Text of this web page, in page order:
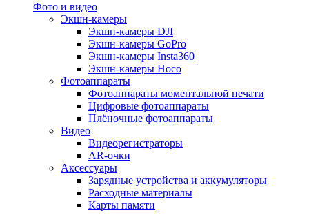
Фото и видео
Экшн-камеры
Экшн-камеры DJI
Экшн-камеры GoPro
Экшн-камеры Insta360
Экшн-камеры Hoco
Фотоаппараты
Фотоаппараты моментальной печати
Цифровые фотоаппараты
Плёночные фотоаппараты
Видео
Видеорегистраторы
AR-очки
Аксессуары
Зарядные устройства и аккумуляторы
Расходные материалы
Карты памяти